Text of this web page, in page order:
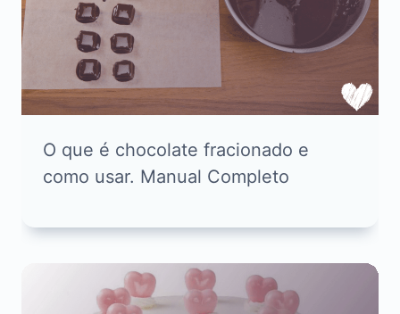
O que é chocolate fracionado e
como usar. Manual Completo